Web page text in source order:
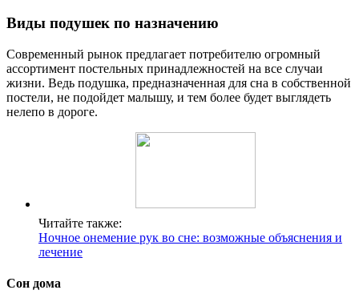
Виды подушек по назначению
Современный рынок предлагает потребителю огромный
ассортимент постельных принадлежностей на все случаи
жизни. Ведь подушка, предназначенная для сна в собственной
постели, не подойдет малышу, и тем более будет выглядеть
нелепо в дороге.
Читайте также:
Ночное онемение рук во сне: возможные объяснения и
лечение
Сон дома